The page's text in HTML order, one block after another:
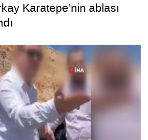
Karatepe’nin ablası